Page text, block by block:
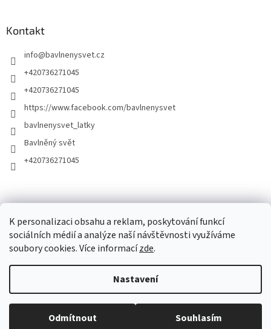
K personalizaci obsahu a reklam, poskytování funkcí
sociálních médií a analýze naší návštěvnosti využíváme
soubory cookies. Více informacízde.
Nastavení
Odmítnout Souhlasím
Kontakt
info@bavlnenysvet.cz
+420736271045
+420736271045
https://www.facebook.com/bavlnenysvet
bavlnenysvet_latky
Bavlněný svět
+420736271045
Copyright 2026Bavlněný Svět. Všechna práva vyhrazena.Upravit
nastavení cookies